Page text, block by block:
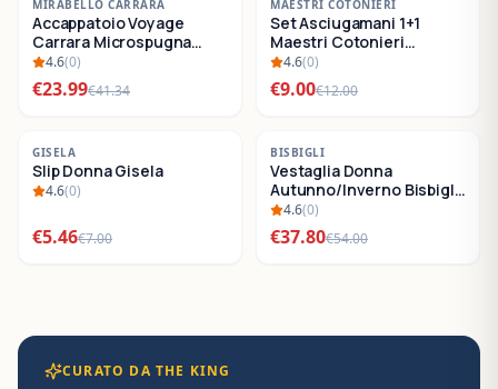
SALDI
MIRABELLO CARRARA
Accappatoio Voyage
Carrara Microspugna
Cotone
4.6(0)
€23.99€41.34
SALDI
MAESTRI COTONIERI
Set Asciugamani 1+1
Maestri Cotonieri
Eternity Spugna di
Cotone
4.6(0)
€9.00€12.00
-22 %
SALDI
GISELA
Slip Donna Gisela
4.6(0)
€5.46€7.00
-30 %
SALDI
BISBIGLI
Vestaglia Donna
Autunno/Inverno Bisbigli
BO288632
4.6(0)
€37.80€54.00
CURATO DA THE KING